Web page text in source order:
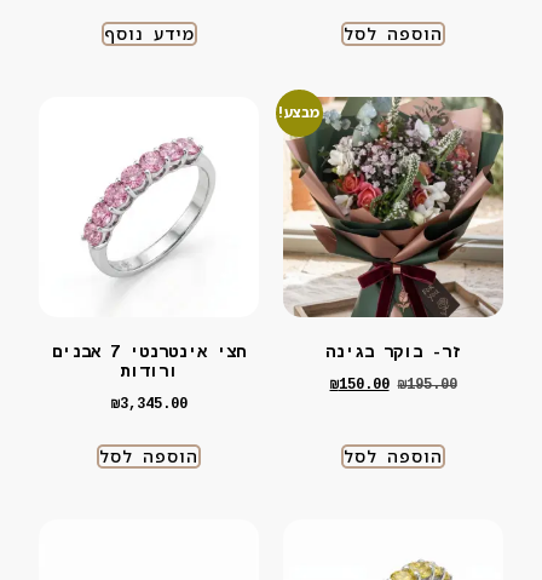
הוספה לסל מידע נוסף
מבצע!
זר- בוקר בגינה
₪195.00
₪150.00
הוספה לסל
חצי אינטרנטי 7 אבנים
ורודות
₪3,345.00
הוספה לסל